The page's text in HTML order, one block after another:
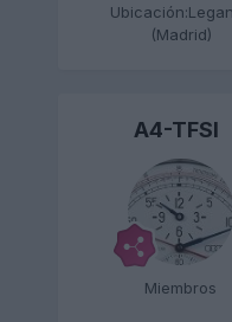
Ubicación:
(Madrid)
A4-TFSI
Miembros